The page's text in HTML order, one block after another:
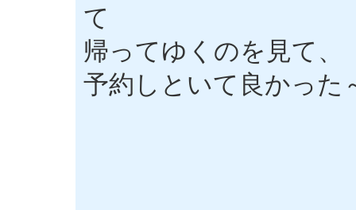
て
帰ってゆくのを見て、
予約しといて良かった